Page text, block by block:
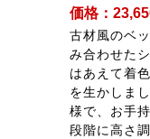
価格：
古材風のベ
み合わせた
はあえて着
を生かしま
様で、お手
段階に高さ